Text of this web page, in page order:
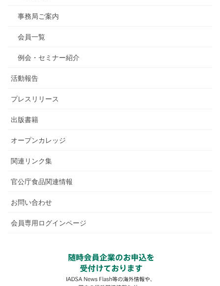
事務局ご案内
会員一覧
例会・セミナー紹介
活動報告
プレスリリース
出版書籍
オープンカレッジ
関連リンク集
官公庁食品関連情報
お問い合わせ
会員専用ログインページ